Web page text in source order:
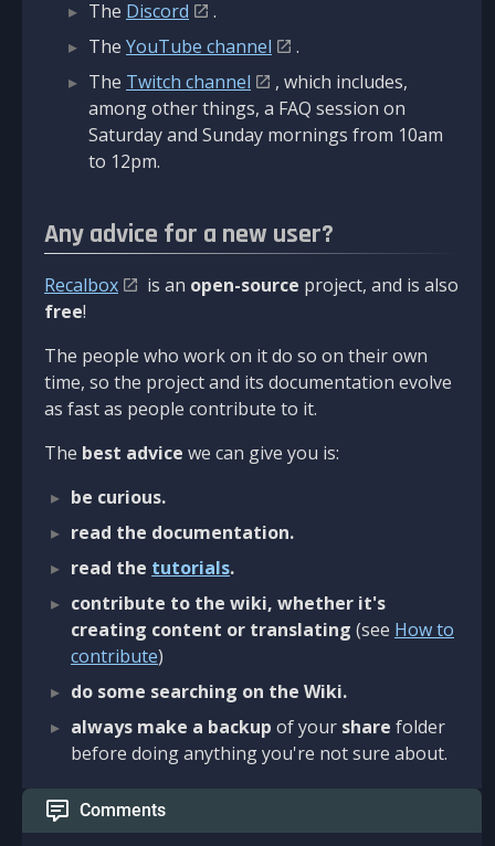
The Discord
.
The YouTube channel
.
The Twitch channel
, which includes,
among other things, a FAQ session on
Saturday and Sunday mornings from 10am
to 12pm.
Any advice for a new user?
Recalbox is an open-source project, and is also
free!
The people who work on it do so on their own
time, so the project and its documentation evolve
as fast as people contribute to it.
The best advice we can give you is:
be curious.
read the documentation.
read the tutorials.
contribute to the wiki, whether it's
creating content or translating (see How to
contribute)
do some searching on the Wiki.
always make a backup of your share folder
before doing anything you're not sure about.
Comments